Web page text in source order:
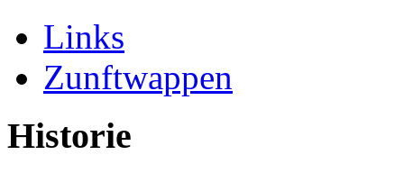
Links
Zunftwappen
Historie